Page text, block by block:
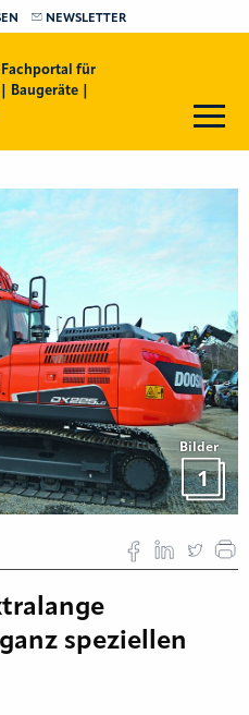
NEWSLETTER
Fachportal für
Baugeräte |
Bilder
1
speziellen